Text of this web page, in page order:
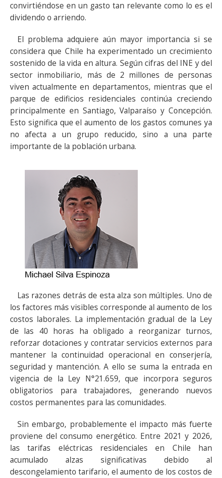
convirtiéndose en un gasto tan relevante como lo es el
dividendo o arriendo.
El problema adquiere aún mayor importancia si se
considera que Chile ha experimentado un crecimiento
sostenido de la vida en altura. Según cifras del INE y del
sector inmobiliario, más de 2 millones de personas
viven actualmente en departamentos, mientras que el
parque de edificios residenciales continúa creciendo
principalmente en Santiago, Valparaíso y Concepción.
Esto significa que el aumento de los gastos comunes ya
no afecta a un grupo reducido, sino a una parte
importante de la población urbana.
Las razones detrás de esta alza son múltiples. Uno de
los factores más visibles corresponde al aumento de los
costos laborales. La implementación gradual de la Ley
de las 40 horas ha obligado a reorganizar turnos,
reforzar dotaciones y contratar servicios externos para
mantener la continuidad operacional en conserjería,
seguridad y mantención. A ello se suma la entrada en
vigencia de la Ley N°21.659, que incorpora seguros
obligatorios para trabajadores, generando nuevos
costos permanentes para las comunidades.
Sin embargo, probablemente el impacto más fuerte
proviene del consumo energético. Entre 2021 y 2026,
las tarifas eléctricas residenciales en Chile han
acumulado alzas significativas debido al
descongelamiento tarifario, el aumento de los costos de